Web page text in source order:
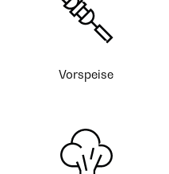
Vorspeise